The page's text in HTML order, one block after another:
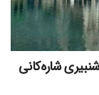
شارەکانی